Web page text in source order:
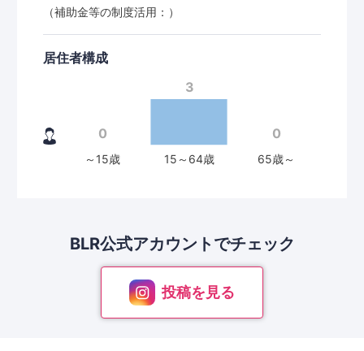
（補助金等の制度活用：）
居住者構成
BLR公式アカウントでチェック
投稿を見る